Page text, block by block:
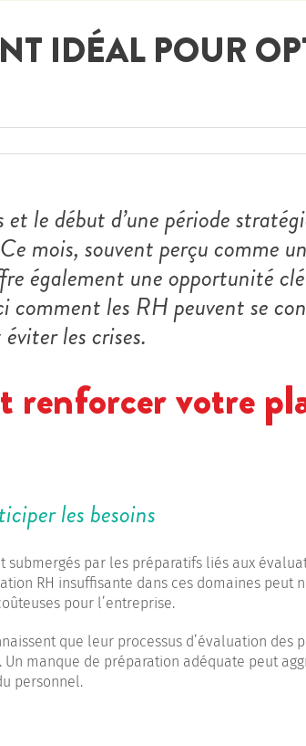
IDÉAL POUR
le début d’une période
mois, souvent perçu comme
également une opportunité
les RH peuvent se
les crises.
renforcer votre
les besoins
submergés par les préparatifs liés aux
RH insuffisante dans ces domaines peut
pour l’entreprise.
que leur processus d’évaluation des
manque de préparation adéquate peut
personnel.